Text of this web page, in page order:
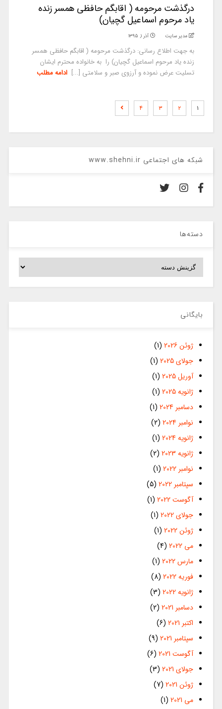
درگذشت مرحومه ( اقابگم حافظی همسر زنده
یاد مرحوم اسماعیل گچیان)
مدیر سایت آذر ۱, ۱۳۹۵
به جهت اطلاع رسانی: درگذشت مرحومه ( اقابگم حافظی همسر
زنده یاد مرحوم اسماعیل گچیان) را به خانواده محترم ایشان
تسلیت عرض نموده و آرزوی صبر و سلامتی [...] ادامه مطلب
۱ ۲ ۳ ۴
شبکه های اجتماعی www.shehni.ir
دسته‌ها
دسته‌ها
بایگانی
ژوئن 2026
(1)
جولای 2025
(1)
آوریل 2025
(1)
ژانویه 2025
(1)
دسامبر 2024
(1)
نوامبر 2024
(2)
ژانویه 2024
(1)
ژانویه 2023
(2)
نوامبر 2022
(1)
سپتامبر 2022
(5)
آگوست 2022
(1)
جولای 2022
(1)
ژوئن 2022
(1)
می 2022
(4)
مارس 2022
(1)
فوریه 2022
(8)
ژانویه 2022
(3)
دسامبر 2021
(2)
اکتبر 2021
(6)
سپتامبر 2021
(9)
آگوست 2021
(6)
جولای 2021
(3)
ژوئن 2021
(7)
می 2021
(1)